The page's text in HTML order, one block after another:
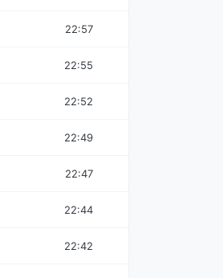
22:57
22:55
22:52
22:49
22:47
22:44
22:42